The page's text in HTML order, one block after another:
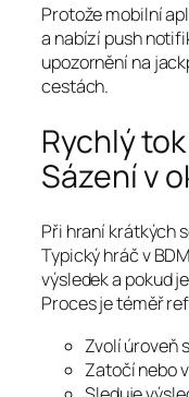
Protože mobilní
a nabízí push
upozornění na
cestách.
Rychlý
Sázení v
Při hraní krátkých
Typický hráč v
výsledek a pokud
Proces je téměř
Zvolí úroveň
Zatočí nebo